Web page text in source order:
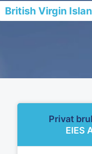
British Virgin
Privat
EIES